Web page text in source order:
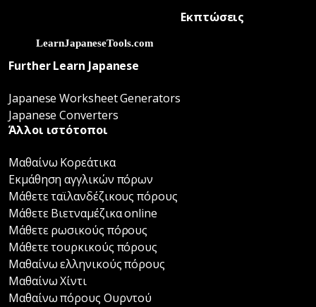
Εκπτώσεις
Further Learn Japanese
Japanese Worksheet Generators
Japanese Converters
Άλλοι ιστότοποι
Μαθαίνω Κορεάτικα
Εκμάθηση αγγλικών πόρων
Μάθετε ταϊλανδέζικους πόρους
Μάθετε Βιετναμέζικα online
Μάθετε ρωσικούς πόρους
Μάθετε τουρκικούς πόρους
Μαθαίνω ελληνικούς πόρους
Μαθαίνω Χίντι
Μαθαίνω πόρους Ουρντού